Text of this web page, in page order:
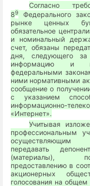
Согласно
89
Федерального
рынке ценных
обязательное
и номинальный
счет, обязаны
дня, следующего
информацию и
федеральными
ними нормативными
сообщение о
с указанием
информационно-
«Интернет».
Учитывая
профессиональным
осуществляющим
передавать
(материалы),
предоставлению в
акционерных
голосования на